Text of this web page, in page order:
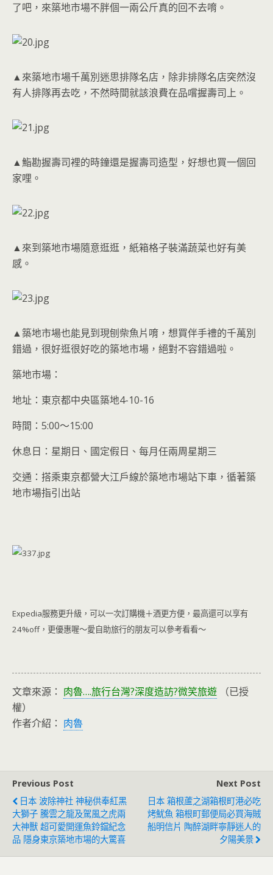
了吧，來築地市場不胖個一兩公斤真的回不去唷。
▲來築地市場千萬別迷思排隊名店，除非排隊名店突然沒
有人排隊再去吃，不然時間就該浪費在品嚐握壽司上。
▲鮨勘握壽司裡的時鐘還是握壽司造型，好想也買一個回
家哩。
▲來到築地市場隨意逛逛，紙箱格子裝滿蔬菜也好有美
感。
▲築地市場也能見到現刨柴魚片唷，想買伴手禮的千萬別
錯過，很好逛很好吃的築地市場，絕對不容錯過啦。
築地市場：
地址：東京都中央區築地4-10-16
時間：5:00～15:00
休息日：星期日、國定假日、每月任兩周星期三
交通：搭乘東京都營大江戶線於築地市場站下車，循著築
地市場指引出站
Expedia服務更升級，可以一次訂購機＋酒更方便，最高還可以享有
24%off，更優惠喔～愛自助旅行的朋友可以參考看看～
文章來源： 肉魯….旅行台灣?深度造訪?微笑旅遊 （已授
權）
作者介紹： 肉魯
Previous Post
日本 波除神社 神秘供奉紅黑
大獅子 騰雲之龍及駕風之虎兩
大神獸 超可愛開運魚鈴鐺紀念
品 隱身東京築地市場的大驚喜
Next Post
日本 箱根蘆之湖箱根町港必吃
烤魷魚 箱根町郵便局必買海賊
船明信片 陶醉湖畔寧靜迷人的
夕陽美景